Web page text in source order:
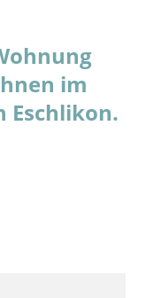
im
Eschlikon.